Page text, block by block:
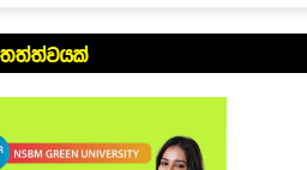
තත්ත්වයක්